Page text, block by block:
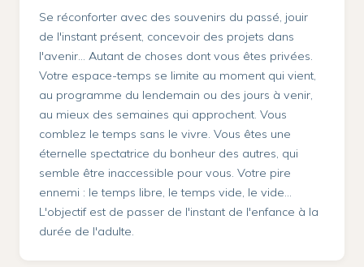
Se réconforter avec des souvenirs du passé, jouir
de l'instant présent, concevoir des projets dans
l'avenir… Autant de choses dont vous êtes privées.
Votre espace-temps se limite au moment qui vient,
au programme du lendemain ou des jours à venir,
au mieux des semaines qui approchent. Vous
comblez le temps sans le vivre. Vous êtes une
éternelle spectatrice du bonheur des autres, qui
semble être inaccessible pour vous. Votre pire
ennemi : le temps libre, le temps vide, le vide…
L'objectif est de passer de l'instant de l'enfance à la
durée de l'adulte.